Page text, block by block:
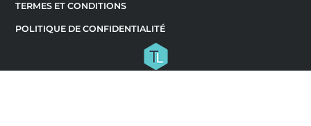
TERMES ET CONDITIONS
POLITIQUE DE CONFIDENTIALITÉ